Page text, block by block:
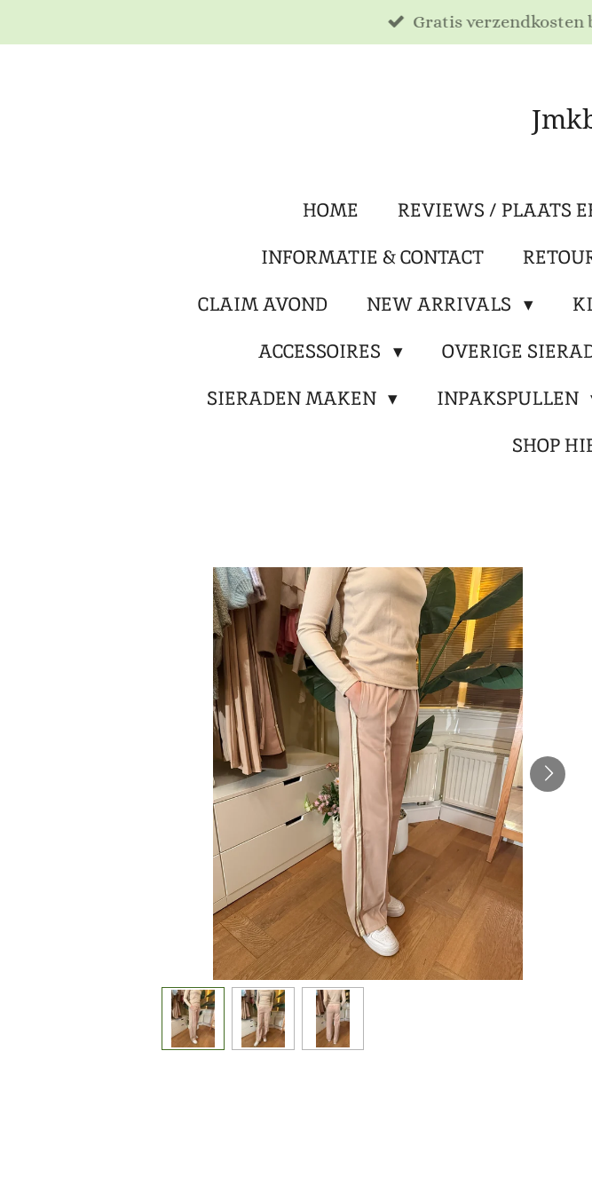
direct
Gratis verzendkosten
HOME REVIEWS / PLAATS
INFORMATIE & CONTACT
CLAIM AVOND
NEW ARRIVALS
ACCESSOIRES
OVERIGE
SIERADEN MAKEN
INPAKSPULLEN
SHOP